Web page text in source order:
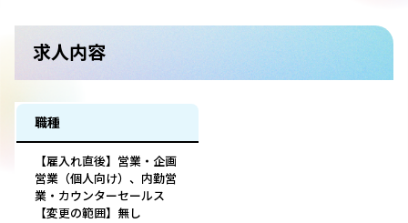
求人内容
職種
【雇入れ直後】営業・企画
営業（個人向け）、内勤営
業・カウンターセールス
【変更の範囲】無し